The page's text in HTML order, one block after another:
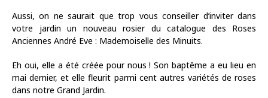
Aussi, on ne saurait que trop vous conseiller d’inviter dans
votre jardin un nouveau rosier du catalogue des Roses
Anciennes André Eve : Mademoiselle des Minuits.
Eh oui, elle a été créée pour nous ! Son baptême a eu lieu en
mai dernier, et elle fleurit parmi cent autres variétés de roses
dans notre Grand Jardin.